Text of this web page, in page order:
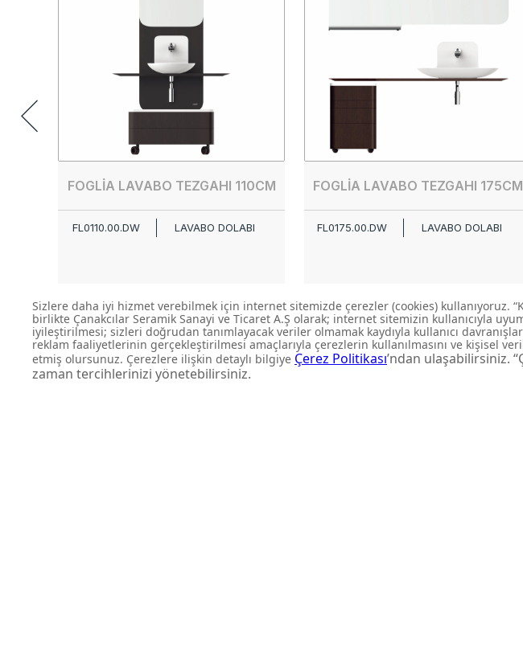
FOGLİA LAVABO TEZGAHI 110CM
FL0110.00.DW LAVABO DOLABI
FOGLİA LAVABO TEZGAHI 175CM
FL0175.00.DW LAVABO DOLABI